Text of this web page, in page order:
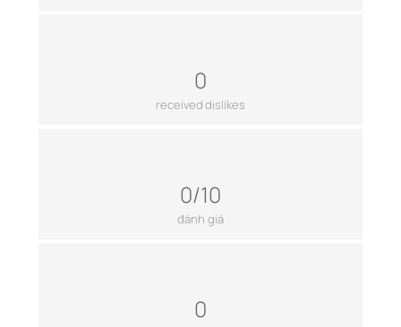
0
received dislikes
0/10
đánh giá
0